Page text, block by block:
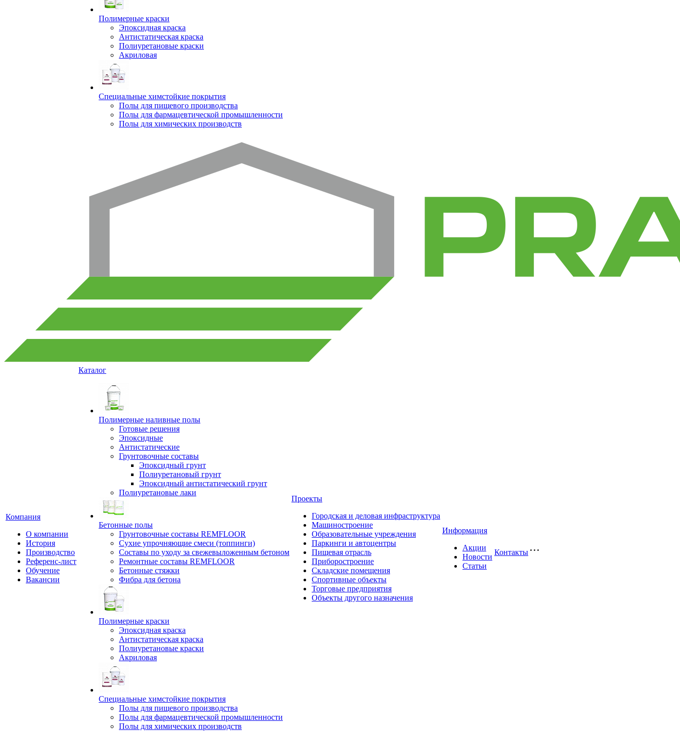
Полимерные краски
Эпоксидная краска
Антистатическая краска
Полиуретановые краски
Акриловая
Специальные химстойкие покрытия
Полы для пищевого производства
Полы для фармацевтической промышленности
Полы для химических производств
Компания
О компании
История
Производство
Референс-лист
Обучение
Вакансии
Каталог
Полимерные наливные полы
Готовые решения
Эпоксидные
Антистатические
Грунтовочные составы
Эпоксидный грунт
Полиуретановый грунт
Эпоксидный антистатический грунт
Полиуретановые лаки
Бетонные полы
Грунтовочные составы REMFLOOR
Сухие упрочняющие смеси (топпинги)
Составы по уходу за свежевыложенным бетоном
Ремонтные составы REMFLOOR
Бетонные стяжки
Фибра для бетона
Полимерные краски
Эпоксидная краска
Антистатическая краска
Полиуретановые краски
Акриловая
Специальные химстойкие покрытия
Полы для пищевого производства
Полы для фармацевтической промышленности
Полы для химических производств
Проекты
Городская и деловая инфраструктура
Машиностроение
Образовательные учреждения
Паркинги и автоцентры
Пищевая отрасль
Приборостроение
Складские помещения
Спортивные объекты
Торговые предприятия
Объекты другого назначения
Информация
Акции
Новости
Статьи
Контакты